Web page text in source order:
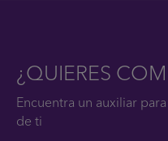
¿QUIERES
Encuentra un auxiliar
de ti